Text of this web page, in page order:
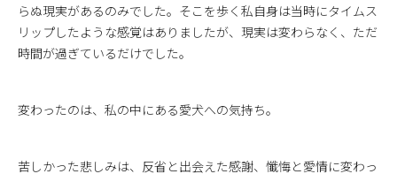
らぬ現実があるのみでした。そこを歩く私自身は当時にタイムス
リップしたような感覚はありましたが、現実は変わらなく、ただ
時間が過ぎているだけでした。
変わったのは、私の中にある愛犬への気持ち。
苦しかった悲しみは、反省と出会えた感謝、懺悔と愛情に変わっ